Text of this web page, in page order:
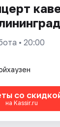
• 20:00
со
на Kassir.ru